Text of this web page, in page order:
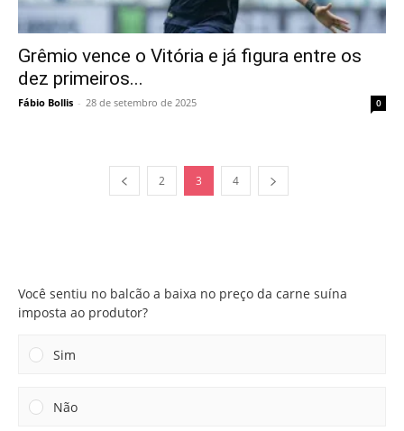
Grêmio vence o Vitória e já figura entre os
dez primeiros...
Fábio Bollis - 28 de setembro de 2025 0
2 3 4
Você sentiu no balcão a baixa no preço da carne suína
imposta ao produtor?
Sim
Não